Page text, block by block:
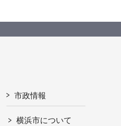
市政情報
横浜市について